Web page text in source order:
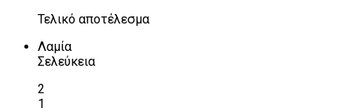
Τελικό αποτέλεσμα
Λαμία
Σελεύκεια
2
1